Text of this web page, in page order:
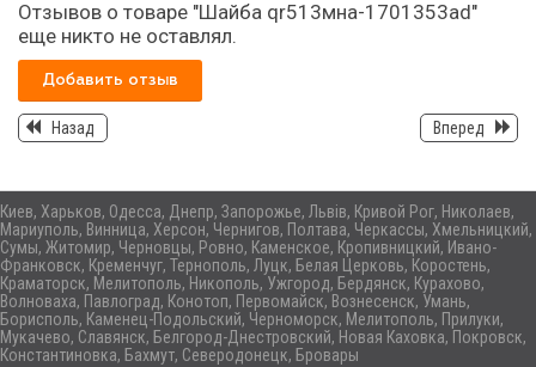
Отзывов о товаре "Шайба qr513мна-1701353аd"
еще никто не оставлял.
Добавить отзыв
Назад Вперед
Киев, Харьков, Одесса, Днепр, Запорожье, Львів, Кривой Рог, Николаев,
Мариуполь, Винница, Херсон, Чернигов, Полтава, Черкассы, Хмельницкий,
Сумы, Житомир, Черновцы, Ровно, Каменское, Кропивницкий, Ивано-
Франковск, Кременчуг, Тернополь, Луцк, Белая Церковь, Коростень,
Краматорск, Мелитополь, Никополь, Ужгород, Бердянск, Курахово,
Волноваха, Павлоград, Конотоп, Первомайск, Вознесенск, Умань,
Борисполь, Каменец-Подольский, Черноморск, Мелитополь, Прилуки,
Мукачево, Славянск, Белгород-Днестровский, Новая Каховка, Покровск,
Константиновка, Бахмут, Северодонецк, Бровары